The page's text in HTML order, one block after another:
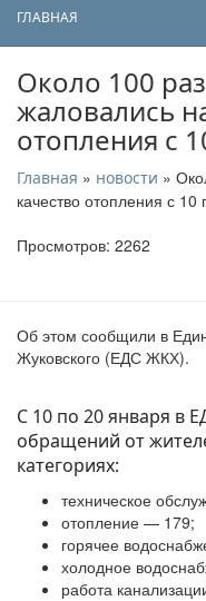
ГЛАВНАЯ
Около 100
жаловались
отопления с
Главная » новости »
качество отопления с 10
Просмотров: 2262
Об этом сообщили в
Жуковского (ЕДС ЖКХ).
С 10 по 20 января в
обращений от
категориях:
техническое
отопление — 179;
горячее
холодное
работа